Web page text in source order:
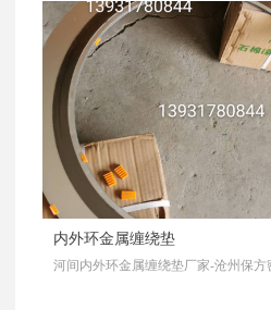
内外环金属缠绕垫
河间内外环金属缠绕垫厂家-沧州保